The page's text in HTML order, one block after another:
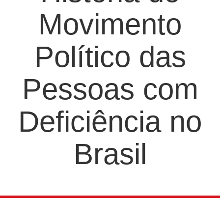
Movimento
Político das
Pessoas com
Deficiência no
Brasil